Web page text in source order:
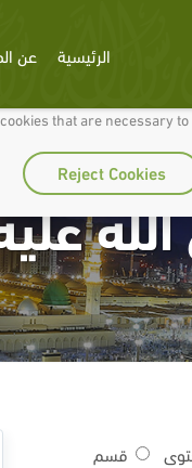
to make our site work
that are necessary
Reject Cookies
الرئيسية عن
قسم